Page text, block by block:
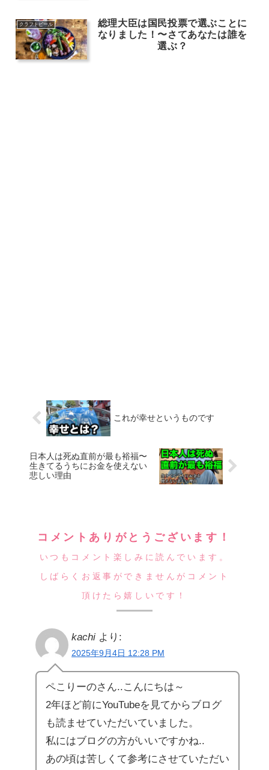
クラフトビール
総理大臣は国民投票で選ぶことに
なりました！〜さてあなたは誰を
選ぶ？
これが幸せというものです
日本人は死ぬ直前が最も裕福〜
生きてるうちにお金を使えない
悲しい理由
コメントありがとうございます！
いつもコメント楽しみに読んでいます。
しばらくお返事ができませんがコメント
頂けたら嬉しいです！
kachi より:
2025年9月4日 12:28 PM
ペこりーのさん..こんにちは～
2年ほど前にYouTubeを見てからブログ
も読ませていただいていました。
私にはブログの方がいいですかね..
あの頃は苦しくて参考にさせていただい